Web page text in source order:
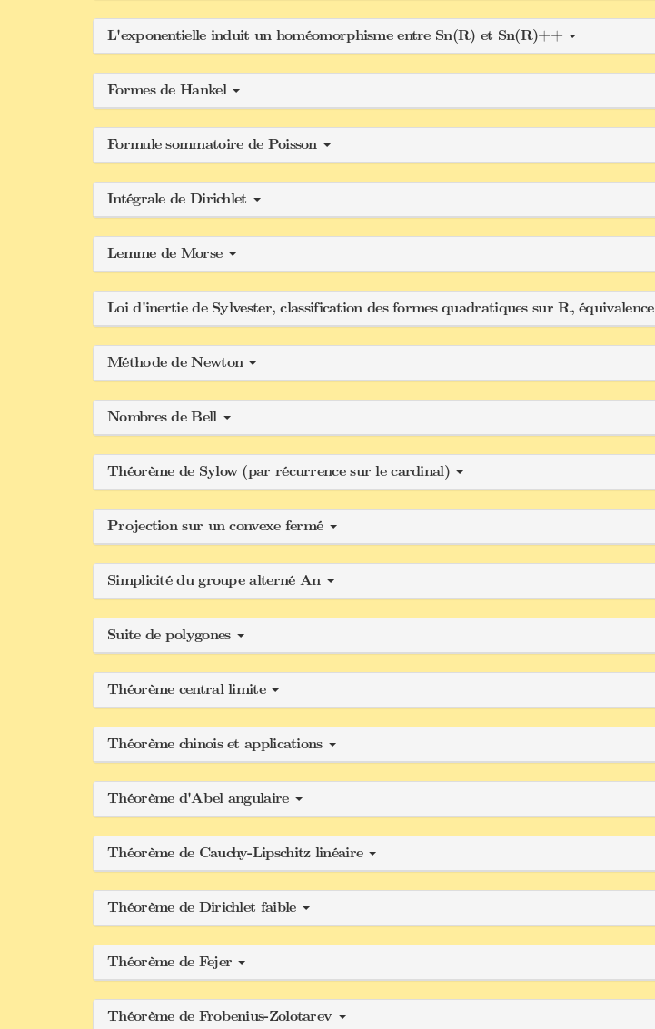
L'exponentielle induit un homéomorphisme entre Sn(R) et Sn(R)++
Formes de Hankel
Formule sommatoire de Poisson
Intégrale de Dirichlet
Lemme de Morse
Loi d'inertie de Sylvester, classification des formes quadratiques sur R, équivalence
Méthode de Newton
Nombres de Bell
Théorème de Sylow (par récurrence sur le cardinal)
Projection sur un convexe fermé
Simplicité du groupe alterné An
Suite de polygones
Théorème central limite
Théorème chinois et applications
Théorème d'Abel angulaire
Théorème de Cauchy-Lipschitz linéaire
Théorème de Dirichlet faible
Théorème de Fejer
Théorème de Frobenius-Zolotarev